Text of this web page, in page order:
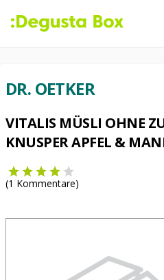
DR. OETKER
VITALIS MÜSLI OHNE
KNUSPER APFEL &
(1 Kommentare)